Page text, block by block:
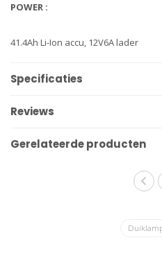
POWER :
41.4Ah Li-Ion accu, 12V6A lader
Specificaties
Reviews
Gerelateerde producten